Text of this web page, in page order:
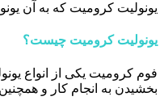
یونولیت کرومیت که به آن
یونولیت کرومیت چیست؟
فوم کرومیت یکی از انواع
بخشیدن به انجام کار و